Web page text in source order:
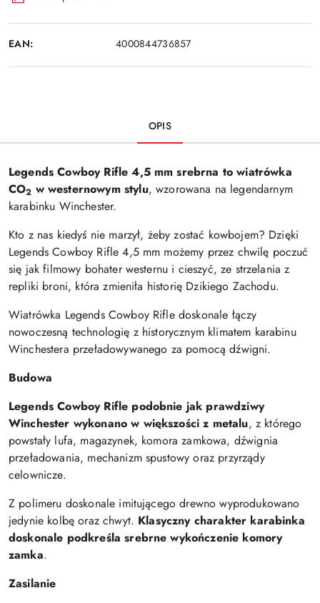
EAN: 4000844736857
OPIS
Legends Cowboy Rifle 4,5 mm srebrna to wiatrówka
CO2 w westernowym stylu, wzorowana na legendarnym
karabinku Winchester.
Kto z nas kiedyś nie marzył, żeby zostać kowbojem? Dzięki
Legends Cowboy Rifle 4,5 mm możemy przez chwilę poczuć
się jak filmowy bohater westernu i cieszyć, ze strzelania z
repliki broni, która zmieniła historię Dzikiego Zachodu.
Wiatrówka Legends Cowboy Rifle doskonale łączy
nowoczesną technologię z historycznym klimatem karabinu
Winchestera przeładowywanego za pomocą dźwigni.
Budowa
Legends Cowboy Rifle podobnie jak prawdziwy
Winchester wykonano w większości z metalu, z którego
powstały lufa, magazynek, komora zamkowa, dźwignia
przeładowania, mechanizm spustowy oraz przyrządy
celownicze.
Z polimeru doskonale imitującego drewno wyprodukowano
jedynie kolbę oraz chwyt. Klasyczny charakter karabinka
doskonale podkreśla srebrne wykończenie komory
zamka.
Zasilanie